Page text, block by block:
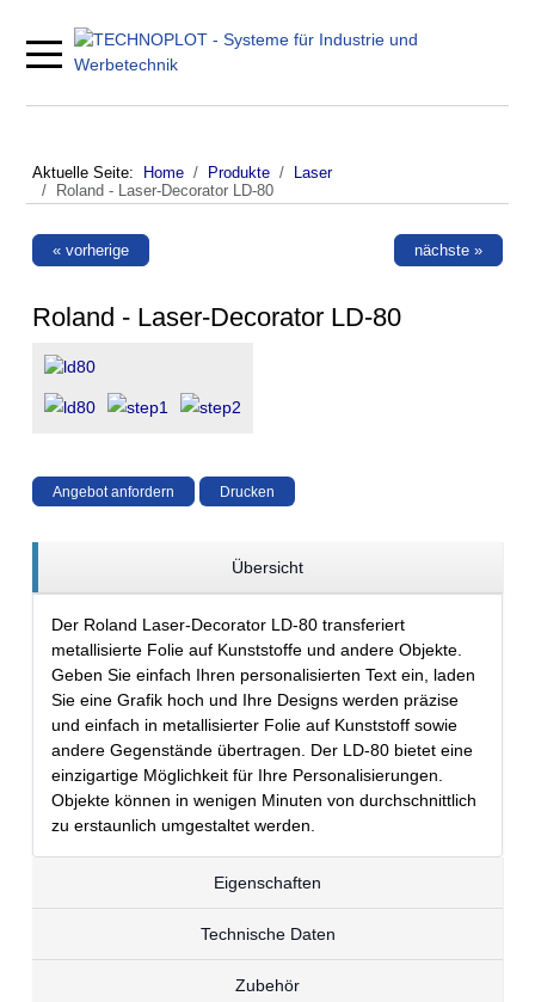
Mobile Menu Toggle
Aktuelle Seite: Home Produkte
Laser
Roland - Laser-Decorator LD-80
« vorherige nächste »
Roland - Laser-Decorator LD-80
Angebot anfordern Drucken
Übersicht
Der Roland Laser-Decorator LD-80 transferiert
metallisierte Folie auf Kunststoffe und andere Objekte.
Geben Sie einfach Ihren personalisierten Text ein, laden
Sie eine Grafik hoch und Ihre Designs werden präzise
und einfach in metallisierter Folie auf Kunststoff sowie
andere Gegenstände übertragen. Der LD-80 bietet eine
einzigartige Möglichkeit für Ihre Personalisierungen.
Objekte können in wenigen Minuten von durchschnittlich
zu erstaunlich umgestaltet werden.
Eigenschaften
Technische Daten
Zubehör